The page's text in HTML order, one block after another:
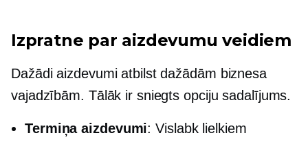
Izpratne par aizdevumu veidiem
Dažādi aizdevumi atbilst dažādām biznesa
vajadzībām. Tālāk ir sniegts opciju sadalījums.
Termiņa aizdevumi: Vislabk lielkiem